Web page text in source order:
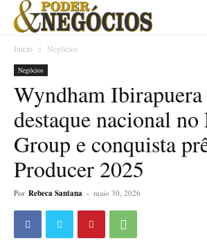
Início Negócios
Negócios
Wyndham Ibirapuera
destaque nacional
Group e conquista
Producer 2025
Por Rebeca Santana - maio 30, 2026